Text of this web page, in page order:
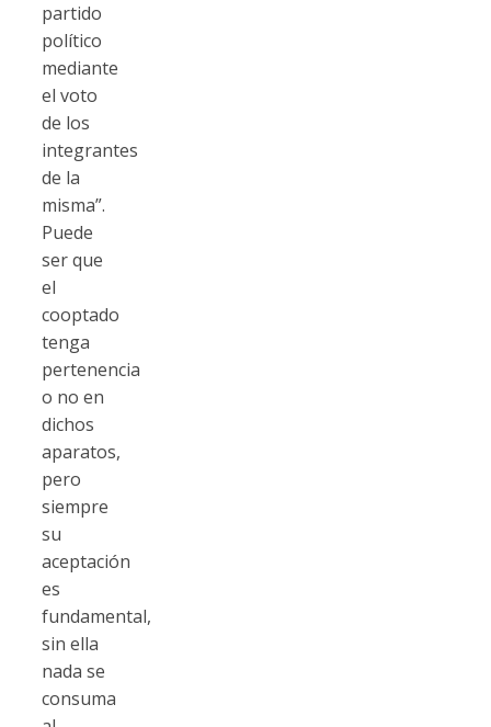
partido
político
mediante
el voto
de los
integrantes
de la
misma”.
Puede
ser que
el
cooptado
tenga
pertenencia
o no en
dichos
aparatos,
pero
siempre
su
aceptación
es
fundamental,
sin ella
nada se
consuma